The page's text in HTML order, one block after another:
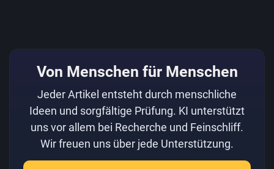
Von Menschen für Menschen
Jeder Artikel entsteht durch menschliche
Ideen und sorgfältige Prüfung. KI unterstützt
uns vor allem bei Recherche und Feinschliff.
Wir freuen uns über jede Unterstützung.